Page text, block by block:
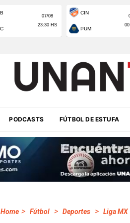
PODCASTS FÚTBOL DE ESTUFA
Home > Fútbol > Deportes > Liga MX